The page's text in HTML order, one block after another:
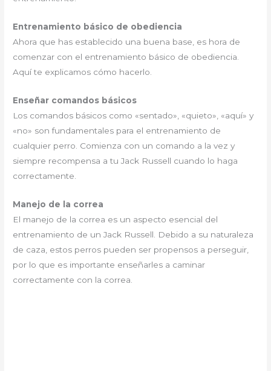
Entrenamiento básico de obediencia
Ahora que has establecido una buena base, es hora de
comenzar con el entrenamiento básico de obediencia.
Aquí te explicamos cómo hacerlo.
Enseñar comandos básicos
Los comandos básicos como «sentado», «quieto», «aquí» y
«no» son fundamentales para el entrenamiento de
cualquier perro. Comienza con un comando a la vez y
siempre recompensa a tu Jack Russell cuando lo haga
correctamente.
Manejo de la correa
El manejo de la correa es un aspecto esencial del
entrenamiento de un Jack Russell. Debido a su naturaleza
de caza, estos perros pueden ser propensos a perseguir,
por lo que es importante enseñarles a caminar
correctamente con la correa.